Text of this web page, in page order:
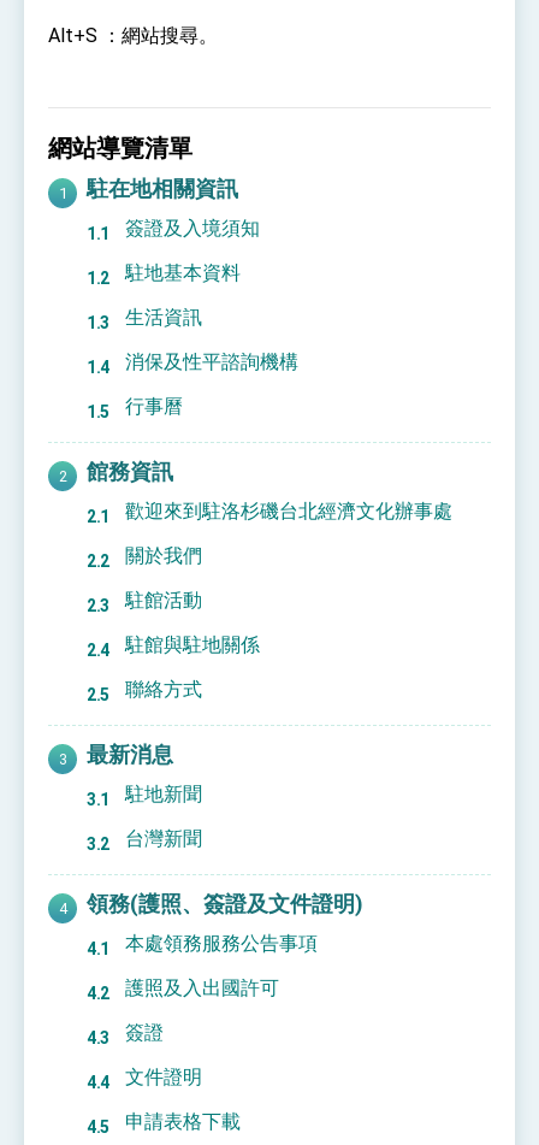
成「臺美對等貿易協定」簽署
外交部與數位發展部攜手合作，整合台灣雄厚數
外交部長林佳龍主持第35次「參與亞太經濟合作
策略小組」跨部會會議
民調顯示多數國人滿意政府外交表現，高度支持
「總合外交」與台歐美日關係深化
年談話
會 強調以實力守護台海和平 以決心掌握國家
變局中 奮起的新臺灣 總統發表國慶演說
總統發表執政周年談話 盼面對未來挑戰 堅持
團結 迎風轉型 穩健前行
總統重要談話
外交部重要言論
我國政府將在美國亞利桑納州設立「駐鳳凰城辦
事處」，進一步深化台美交流合作
Alt+S ：網站搜尋。
網站導覽清單
駐在地相關資訊
簽證及入境須知
駐地基本資料
生活資訊
消保及性平諮詢機構
行事曆
館務資訊
歡迎來到駐洛杉磯台北經濟文化辦事處
關於我們
駐館活動
駐館與駐地關係
聯絡方式
最新消息
駐地新聞
台灣新聞
領務(護照、簽證及文件證明)
本處領務服務公告事項
護照及入出國許可
簽證
文件證明
申請表格下載